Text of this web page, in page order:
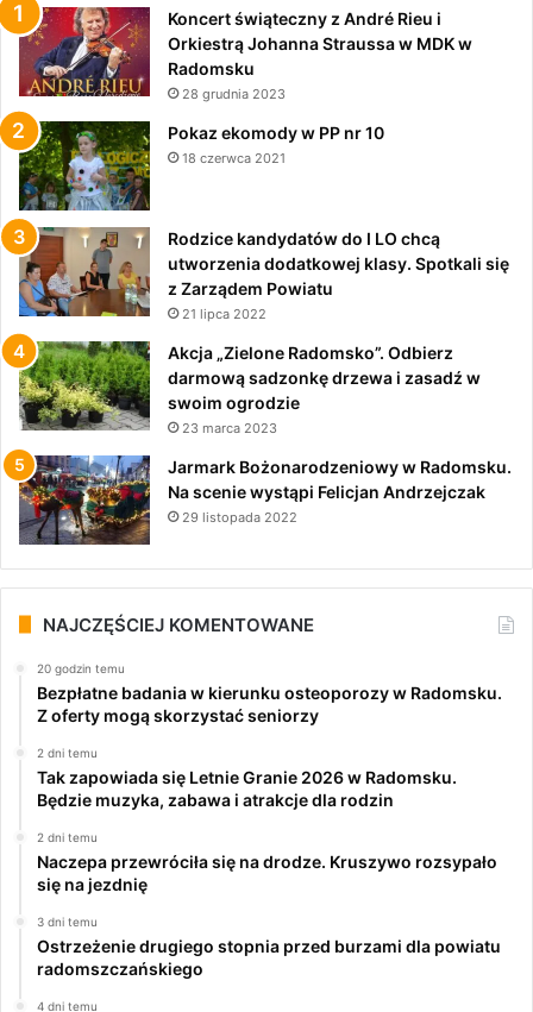
Koncert świąteczny z André Rieu i
Orkiestrą Johanna Straussa w MDK w
Radomsku
28 grudnia 2023
Pokaz ekomody w PP nr 10
18 czerwca 2021
Rodzice kandydatów do I LO chcą
utworzenia dodatkowej klasy. Spotkali się
z Zarządem Powiatu
21 lipca 2022
Akcja „Zielone Radomsko”. Odbierz
darmową sadzonkę drzewa i zasadź w
swoim ogrodzie
23 marca 2023
Jarmark Bożonarodzeniowy w Radomsku.
Na scenie wystąpi Felicjan Andrzejczak
29 listopada 2022
NAJCZĘŚCIEJ KOMENTOWANE
20 godzin temu
Bezpłatne badania w kierunku osteoporozy w Radomsku.
Z oferty mogą skorzystać seniorzy
2 dni temu
Tak zapowiada się Letnie Granie 2026 w Radomsku.
Będzie muzyka, zabawa i atrakcje dla rodzin
2 dni temu
Naczepa przewróciła się na drodze. Kruszywo rozsypało
się na jezdnię
3 dni temu
Ostrzeżenie drugiego stopnia przed burzami dla powiatu
radomszczańskiego
4 dni temu